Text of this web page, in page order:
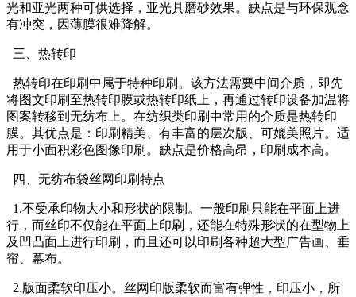
光和亚光两种可供选择，亚光具磨砂效果。缺点是与环保观念
有冲突，因薄膜很难降解。
三、热转印
热转印在印刷中属于特种印刷。该方法需要中间介质，即先
将图文印刷至热转印膜或热转印纸上，再通过转印设备加温将
图案转移到无纺布上。在纺织类印刷中常用的介质是热转印
膜。其优点是：印刷精美、有丰富的层次版、可媲美照片。适
用于小面积彩色图像印刷。缺点是价格高昂，印刷成本高。
四、无纺布袋丝网印刷特点
1.不受承印物大小和形状的限制。一般印刷只能在平面上进
行，而丝印不仅能在平面上印刷，还能在特殊形状的在型物上
及凹凸面上进行印刷，而且还可以印刷各种超大型广告画、垂
帘、幕布。
2.版面柔软印压小。丝网印版柔软而富有弹性，印压小，所